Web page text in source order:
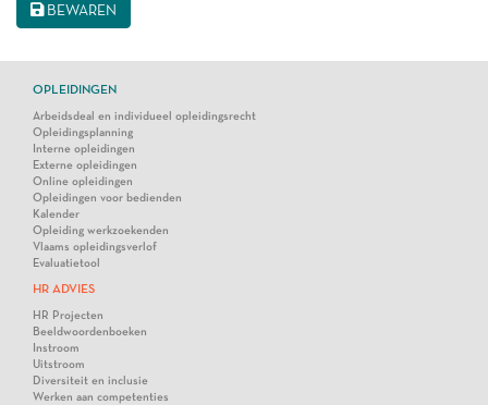
BEWAREN
OPLEIDINGEN
Arbeidsdeal en individueel opleidingsrecht
Opleidingsplanning
Interne opleidingen
Externe opleidingen
Online opleidingen
Opleidingen voor bedienden
Kalender
Opleiding werkzoekenden
Vlaams opleidingsverlof
Evaluatietool
HR ADVIES
HR Projecten
Beeldwoordenboeken
Instroom
Uitstroom
Diversiteit en inclusie
Werken aan competenties